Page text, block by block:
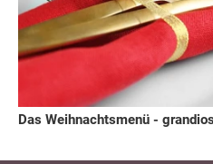
Das Weihnachtsmenü -